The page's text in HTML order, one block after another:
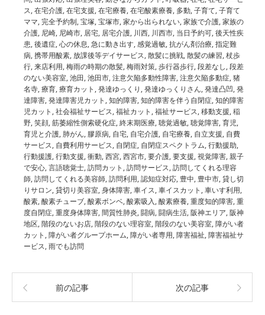
ス,在宅介護,在宅支援,在宅療養,在宅酸素療養, 多動,子育て,子育て
ママ,完全予約制,宝塚,宝塚市,家から出られない,家族で介護,家族の
介護, 尼崎, 尼崎市, 居宅, 居宅介護, 川西, 川西市, 当日予約可,後天性疾
患,後遺症,心の休息,急に動き出す,感覚過敏,抗がん剤治療,指定難
病,携帯用酸素,放課後等デイサービス,散髪に挑戦,散髪の練習,杖歩
行,来店利用,梅雨の時期の散髪,梅雨対策,歩行器歩行,段差なし,段差
のない美容室,池田,池田市,注意欠陥多動性障害,注意欠陥多動症,猪
名寺,療育,療育カット ,発達ゆっくり ,発達ゆっくりさん,発達凸凹,発
達障害,発達障害児カット ,知的障害,知的障害を伴う自閉症,知的障害
児カット ,社会福祉サービス,福祉カット ,福祉サービス,移動支援,稲
野,笑顔,筋萎縮性側索硬化症,終末期医療,聴覚過敏,聴覚障害,育児,
育児と介護, 肺がん, 膠原病, 自宅, 自宅介護, 自宅療養, 自立支援, 自費
サービス, 自費利用サービス, 自閉症, 自閉症スペクトラム,行動援助,
行動援護,行動支援,衝動,西宮,西宮市,要介護,要支援,視覚障害,親子
で安心,言語聴覚士,訪問カット ,訪問サービス,訪問してくれる理容
師,訪問してくれる美容師,訪問利用,認知症対応, 豊中, 豊中市,貸し切
りサロン,貸切り美容室,身体障害,車イス,車イスカット ,車いす利用,
酸素,酸素チューブ,酸素ボンベ,酸素吸入,酸素療養,重度知的障害,重
度自閉症,重度身体障害,間質性肺炎,闘病,闘病生活,阪神エリア,阪神
地区,階段のないお店,階段のない理容室,階段のない美容室,障がい者
カット ,障がい者グループホーム,障がい者専用,障害福祉,障害福祉サ
ービス,雨でも訪問
前の記事 次の記事